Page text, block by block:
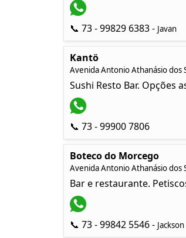
📞 73 - 99829 6383 - Javan
Kantö
Avenida Antonio Athanásio dos
Sushi Resto Bar. Opções
📞 73 - 99900 7806
Boteco do Morcego
Avenida Antonio Athanásio dos
Bar e restaurante.
📞 73 - 99842 5546 - Jackson